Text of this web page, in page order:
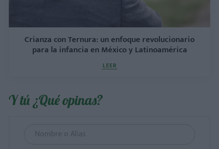
Crianza con Ternura: un enfoque revolucionario
para la infancia en México y Latinoamérica
LEER
Y tú ¿Qué opinas?